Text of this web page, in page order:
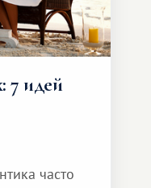
7 идей
часто